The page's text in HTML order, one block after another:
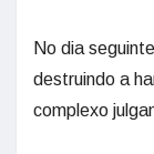
No dia
destruindo a
complexo